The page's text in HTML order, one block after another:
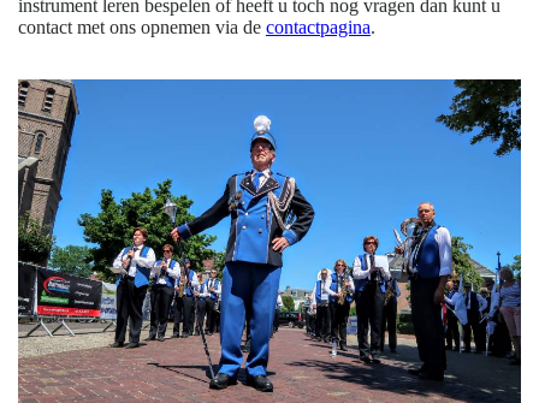
instrument leren bespelen of heeft u toch nog vragen dan kunt u
contact met ons opnemen via de contactpagina.